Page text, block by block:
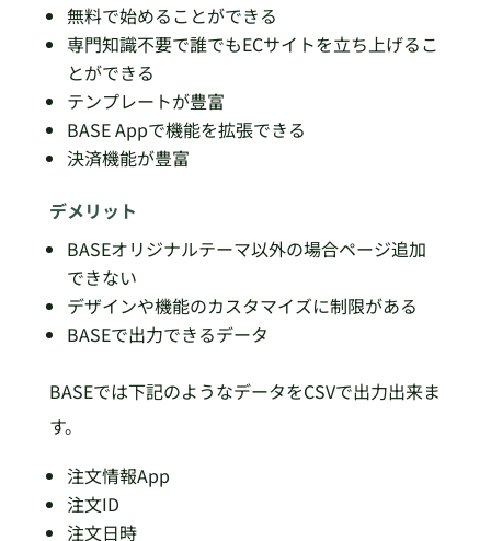
無料で始めることができる
専門知識不要で誰でもECサイトを立ち上げるこ
とができる
テンプレートが豊富
BASE Appで機能を拡張できる
決済機能が豊富
デメリット
BASEオリジナルテーマ以外の場合ページ追加
できない
デザインや機能のカスタマイズに制限がある
BASEで出力できるデータ
BASEでは下記のようなデータをCSVで出力出来ま
す。
注文情報App
注文ID
注文日時